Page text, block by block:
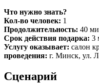
Что нужно знать?
Кол-во человек: 1
Продолжительность: 40
Срок действия подарка: 3
Услугу оказывает: салон
проведения: г. Минск, ул.
Сценарий